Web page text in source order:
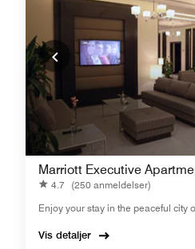
Marriott Executive
4.7 (250 anmeldelser)
Enjoy your stay in the peaceful city
Vis detaljer